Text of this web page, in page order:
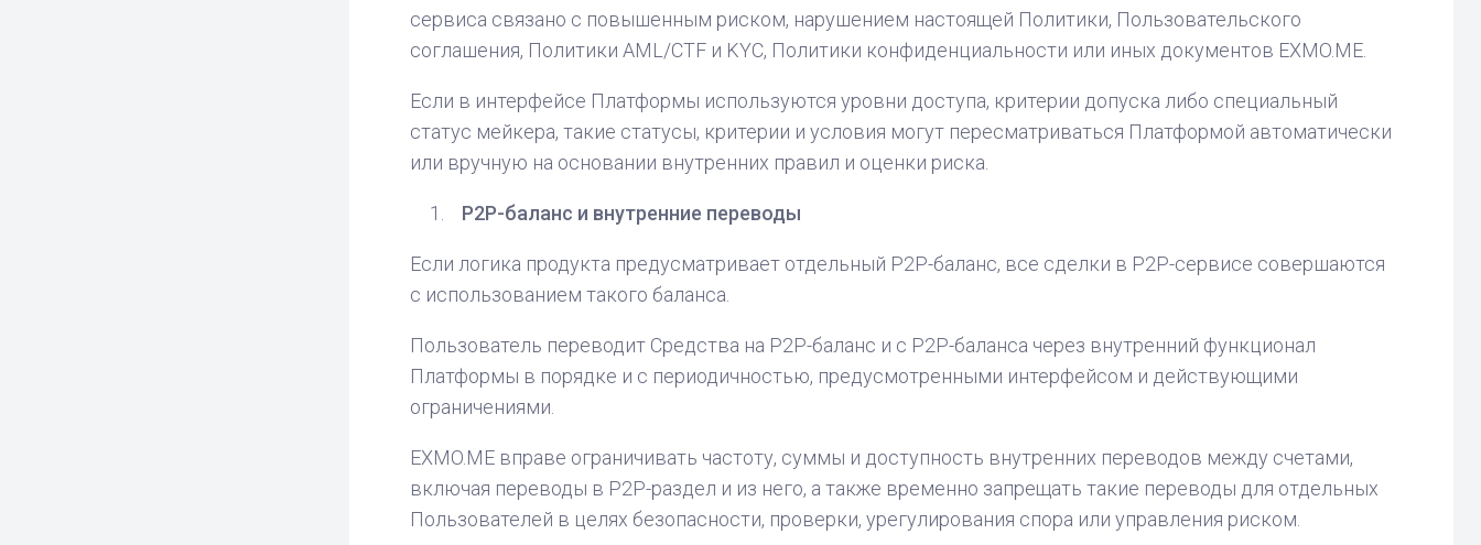
сервиса связано с повышенным риском, нарушением настоящей Политики, Пользовательского
соглашения, Политики AML/CTF и KYC, Политики конфиденциальности или иных документов EXMO.ME.
Если в интерфейсе Платформы используются уровни доступа, критерии допуска либо специальный
статус мейкера, такие статусы, критерии и условия могут пересматриваться Платформой автоматически
или вручную на основании внутренних правил и оценки риска.
P2P-баланс и внутренние переводы
Если логика продукта предусматривает отдельный P2P-баланс, все сделки в P2P-сервисе совершаются
с использованием такого баланса.
Пользователь переводит Средства на P2P-баланс и с P2P-баланса через внутренний функционал
Платформы в порядке и с периодичностью, предусмотренными интерфейсом и действующими
ограничениями.
EXMO.ME вправе ограничивать частоту, суммы и доступность внутренних переводов между счетами,
включая переводы в P2P-раздел и из него, а также временно запрещать такие переводы для отдельных
Пользователей в целях безопасности, проверки, урегулирования спора или управления риском.